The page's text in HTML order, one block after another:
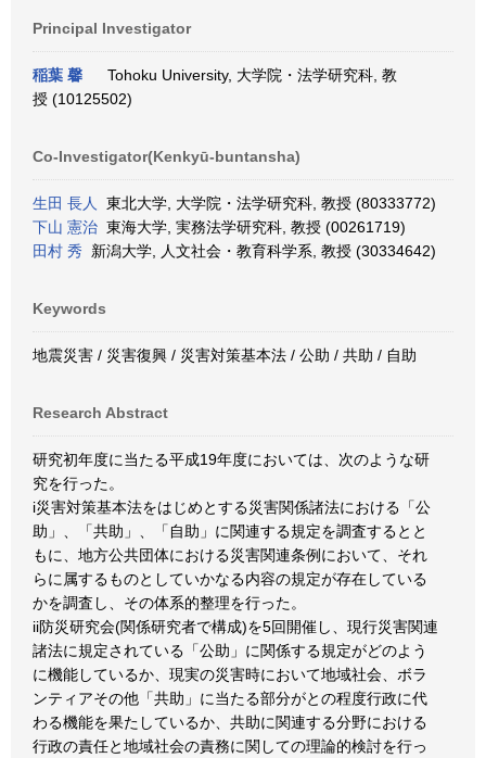
Principal Investigator
稲葉 馨
Tohoku University, 大学院・法学研究科, 教
授 (10125502)
Co-Investigator(Kenkyū-buntansha)
生田 長人
東北大学, 大学院・法学研究科, 教授 (80333772)
下山 憲治 東海大学, 実務法学研究科, 教授 (00261719)
田村 秀 新潟大学, 人文社会・教育科学系, 教授 (30334642)
Keywords
地震災害 / 災害復興 / 災害対策基本法 / 公助 / 共助 / 自助
Research Abstract
研究初年度に当たる平成19年度においては、次のような研
究を行った。
i災害対策基本法をはじめとする災害関係諸法における「公
助」、「共助」、「自助」に関連する規定を調査するとと
もに、地方公共団体における災害関連条例において、それ
らに属するものとしていかなる内容の規定が存在している
かを調査し、その体系的整理を行った。
ii防災研究会(関係研究者で構成)を5回開催し、現行災害関連
諸法に規定されている「公助」に関係する規定がどのよう
に機能しているか、現実の災害時において地域社会、ボラ
ンティアその他「共助」に当たる部分がとの程度行政に代
わる機能を果たしているか、共助に関連する分野における
行政の責任と地域社会の責務に関しての理論的検討を行っ